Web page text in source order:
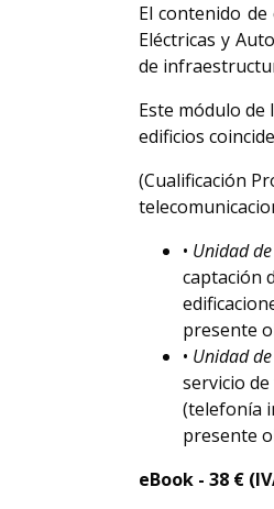
El contenido
Eléctricas y
de
Este módulo
edificios
(Cualificación
• Unidad
captación
presente
• Unidad
servicio
(telefonía
presente
eBook - 38 €